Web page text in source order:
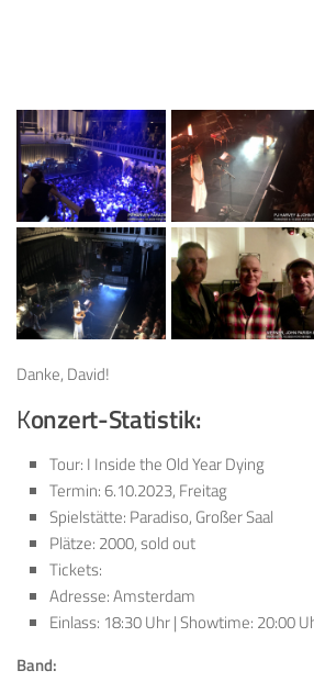
Danke, David!
Konzert-Statistik:
Tour: I Inside the Old Year Dying
Termin: 6.10.2023, Freitag
Spielstätte: Paradiso, Großer Saal
Plätze: 2000, sold out
Tickets:
Adresse: Amsterdam
Einlass: 18:30 Uhr | Showtime: 20:00
Band: